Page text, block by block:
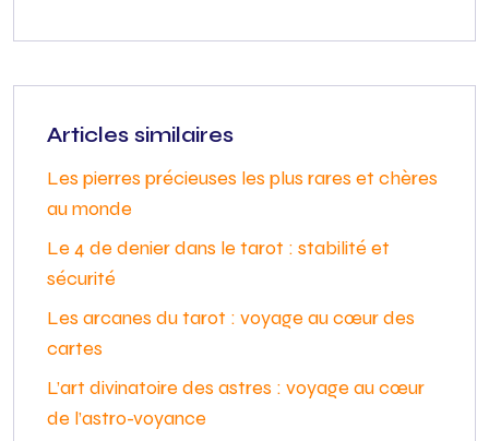
Articles similaires
Les pierres précieuses les plus rares et chères
au monde
Le 4 de denier dans le tarot : stabilité et
sécurité
Les arcanes du tarot : voyage au cœur des
cartes
L’art divinatoire des astres : voyage au cœur
de l’astro-voyance